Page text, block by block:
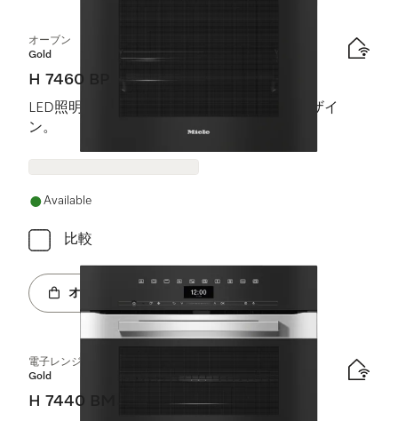
オーブン
Gold
H 7460 BP
LED照明と熱洗浄を備えた、シームレスなデザイ
ン。
Available
比較
オンラインショップへ
電子レンジ機能付オーブン
Gold
H 7440 BM